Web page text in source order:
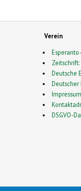
Verein
Deutsche
Deutscher
Impressum
DSGVO-